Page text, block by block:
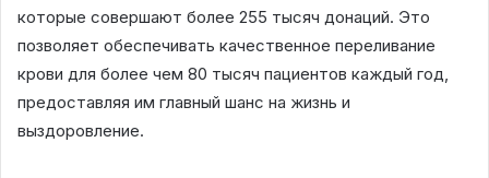
которые совершают более 255 тысяч донаций. Это
позволяет обеспечивать качественное переливание
крови для более чем 80 тысяч пациентов каждый год,
предоставляя им главный шанс на жизнь и
выздоровление.